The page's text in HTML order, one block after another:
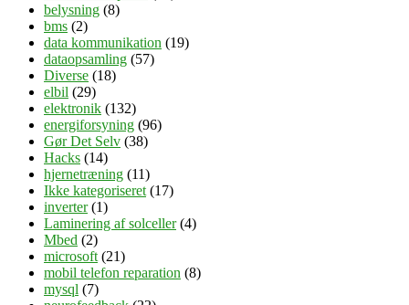
belysning (8)
bms (2)
data kommunikation (19)
dataopsamling (57)
Diverse (18)
elbil (29)
elektronik (132)
energiforsyning (96)
Gør Det Selv (38)
Hacks (14)
hjernetræning (11)
Ikke kategoriseret (17)
inverter(1)
Laminering af solceller(4)
Mbed (2)
microsoft (21)
mobil telefon reparation (8)
mysql (7)